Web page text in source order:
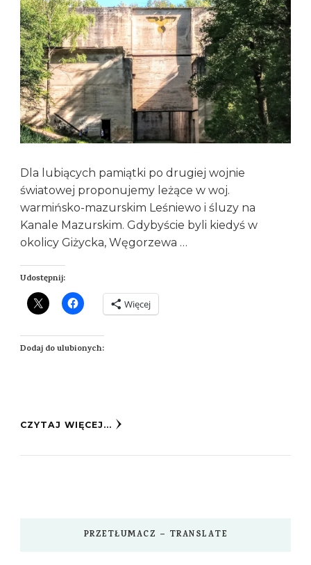
Dla lubiących pamiątki po drugiej wojnie
światowej proponujemy leżące w woj.
warmińsko-mazurskim Leśniewo i śluzy na
Kanale Mazurskim. Gdybyście byli kiedyś w
okolicy Giżycka, Węgorzewa …
Udostępnij:
Więcej
Dodaj do ulubionych:
CZYTAJ WIĘCEJ...
PRZETŁUMACZ – TRANSLATE